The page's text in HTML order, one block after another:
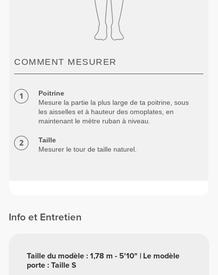
COMMENT MESURER
Poitrine
Mesure la partie la plus large de ta poitrine, sous
les aisselles et à hauteur des omoplates, en
maintenant le mètre ruban à niveau.
Taille
Mesurer le tour de taille naturel.
Info et Entretien
Taille du modèle : 1,78 m - 5'10" | Le modèle
porte : Taille S